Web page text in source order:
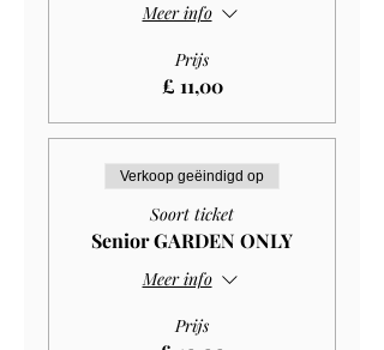
Meer info
Prijs
£ 11,00
Verkoop geëindigd op
Soort ticket
Senior GARDEN ONLY
Meer info
Prijs